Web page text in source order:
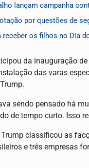
lançam campanha
por questões de
os filhos no Dia
da inauguração
das varas
sendo pensado há
de tempo curto. Isso
classificou as
e três empresas